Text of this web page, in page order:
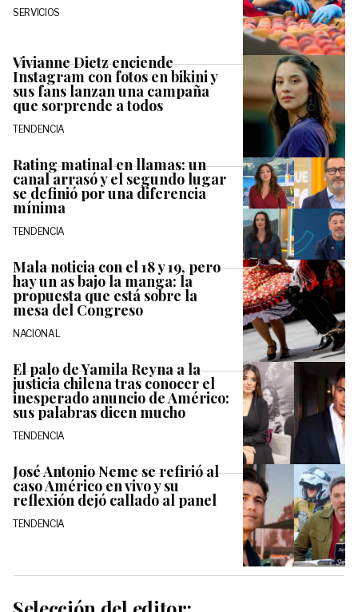
SERVICIOS
Vivianne Dietz enciende
Instagram con fotos en bikini y
sus fans lanzan una campaña
que sorprende a todos
TENDENCIA
Rating matinal en llamas: un
canal arrasó y el segundo lugar
se definió por una diferencia
mínima
TENDENCIA
Mala noticia con el 18 y 19, pero
hay un as bajo la manga: la
propuesta que está sobre la
mesa del Congreso
NACIONAL
El palo de Yamila Reyna a la
justicia chilena tras conocer el
inesperado anuncio de Américo:
sus palabras dicen mucho
TENDENCIA
José Antonio Neme se refirió al
caso Américo en vivo y su
reflexión dejó callado al panel
TENDENCIA